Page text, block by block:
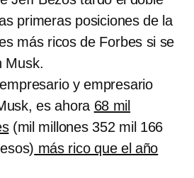
primeras posiciones de la
más ricos de Forbes si se
Musk.
y empresario
es ahora 68 mil
(mil millones 352 mil 166
más rico que el año